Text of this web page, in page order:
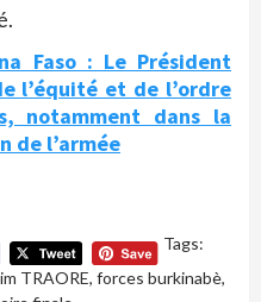
Faso : Le Président
l’équité et de l’ordre
notamment dans la
de l’armée
Tags:
TRAORE, forces burkinabè,